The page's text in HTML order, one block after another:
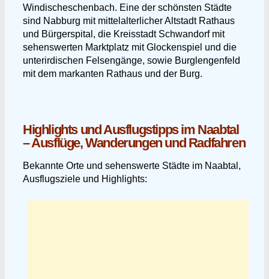
Windischeschenbach. Eine der schönsten Städte
sind Nabburg mit mittelalterlicher Altstadt Rathaus
und Bürgerspital, die Kreisstadt Schwandorf mit
sehenswerten Marktplatz mit Glockenspiel und die
unterirdischen Felsengänge, sowie Burglengenfeld
mit dem markanten Rathaus und der Burg.
Highlights und Ausflugstipps im Naabtal
– Ausflüge, Wanderungen und Radfahren
Bekannte Orte und sehenswerte Städte im Naabtal,
Ausflugsziele und Highlights: